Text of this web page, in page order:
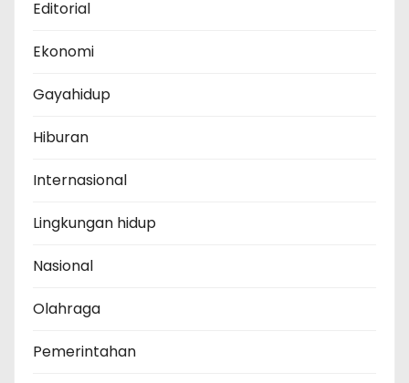
Editorial
Ekonomi
Gayahidup
Hiburan
Internasional
Lingkungan hidup
Nasional
Olahraga
Pemerintahan